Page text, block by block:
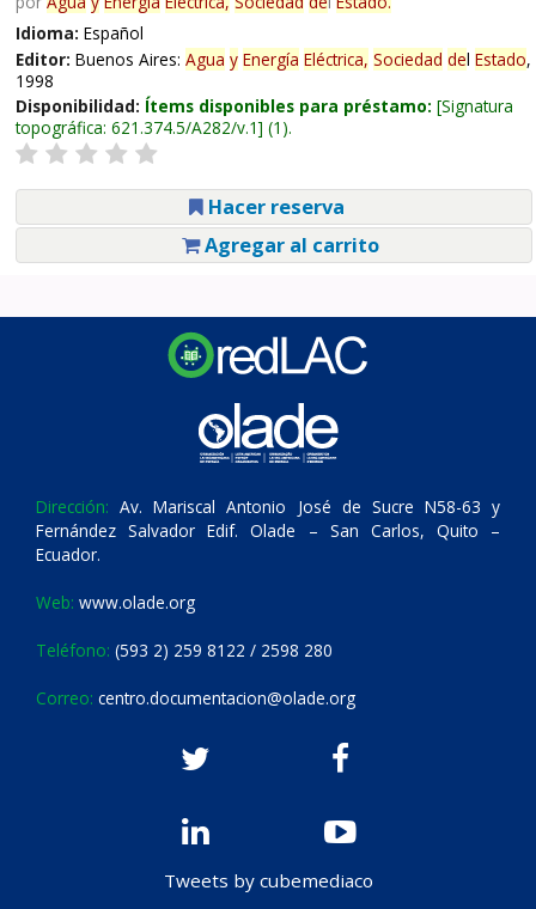
Idioma: Español
Editor: Buenos Aires: Agua y Energía Eléctrica, Sociedad del Estado,
1998
Disponibilidad: Ítems disponibles para préstamo: Signatura
topográfica: 621.374.5/A282/v.1 (1).
Hacer reserva
Agregar al carrito
Dirección: Av. Mariscal Antonio José de Sucre N58-63 y
Fernández Salvador Edif. Olade – San Carlos, Quito –
Ecuador.
Web: www.olade.org
Teléfono: (593 2) 259 8122 / 2598 280
Correo: centro.documentacion@olade.org
Tweets by cubemediaco